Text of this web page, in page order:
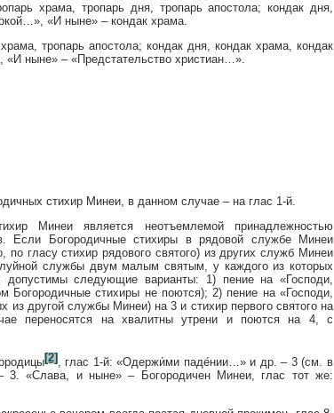
храма, тропарь дня, тропарь апостола; кондак дня,
«И ныне» – кондак храма.
тропарь апостола; кондак дня, кондак храма, кондак
ныне» – «Предстательство христиан…».
стихир Минеи, в данном случае – на глас 1-й.
Минеи является неотъемлемой принадлежностью
Если Богородичные стихиры в рядовой службе Минеи
по гласу стихир рядового святого) из других служб Минеи
службы двум малым святым, у каждого из которых
допустимы следующие варианты: 1) пение на «Господи,
Богородичные стихиры не поются); 2) пение на «Господи,
из другой службы Минеи) на 3 и стихир первого святого на
переносятся на хвалитны утрени и поются на 4, с
[2], глас 1-й: «Одержи́ми паде́нии…» и др. – 3 (см. в
«Слава, и ныне» – Богородичен Минеи, глас тот же: